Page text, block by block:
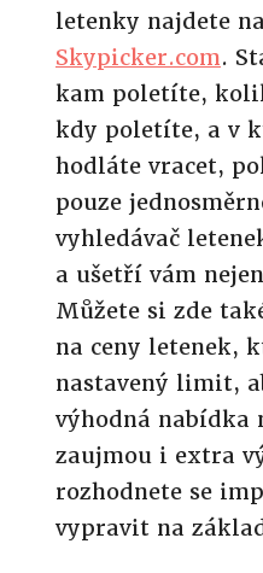
letenky najdete
Skypicker.com.
kam poletíte,
kdy poletíte, a v
hodláte vracet,
pouze
vyhledávač
a ušetří vám
Můžete si zde
na ceny letenek,
nastavený limit,
výhodná nabídka
zaujmou i extra
rozhodnete se
vypravit na